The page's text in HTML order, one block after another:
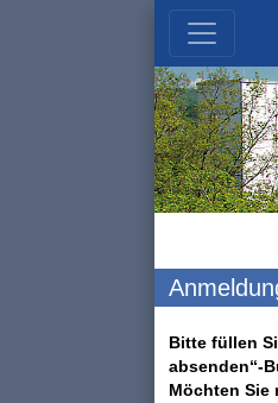
Bitte füllen
absenden“-
Möchten Sie